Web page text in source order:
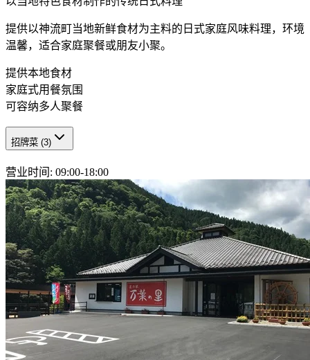
提供以神流町当地新鲜食材为主料的日式家庭风味料理，环境
温馨，适合家庭聚餐或朋友小聚。
提供本地食材
家庭式用餐氛围
可容纳多人聚餐
招牌菜 (3)
营业时间 : 09:00-18:00